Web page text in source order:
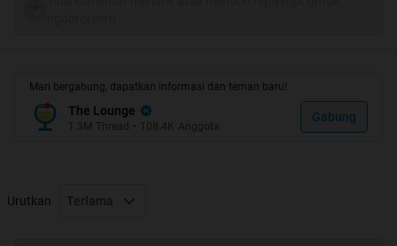
Mari bergabung, dapatkan informasi dan teman baru!
The Lounge
1.3M Thread • 108.4K Anggota
Gabung
Urutkan Terlama